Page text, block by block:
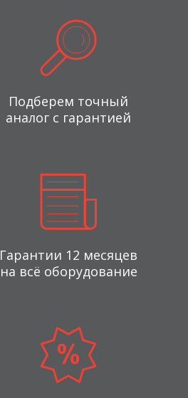
Подберем точный
аналог с гарантией
Гарантии 12 месяцев
на всё оборудование